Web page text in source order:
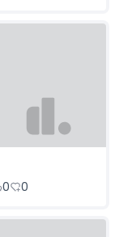
0 0